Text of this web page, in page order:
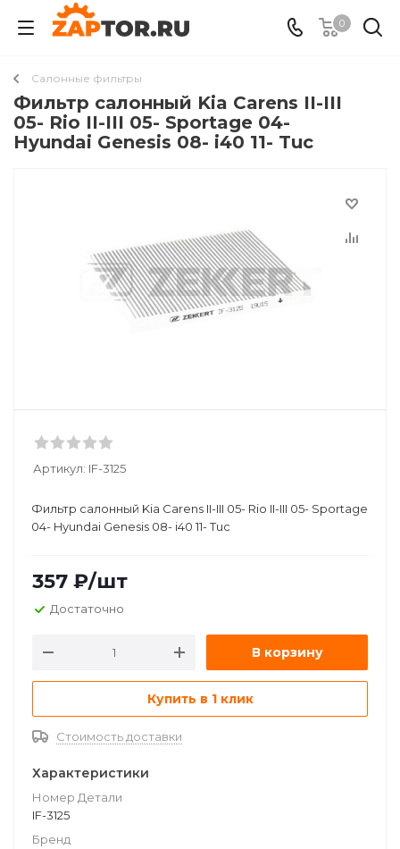
0
Салонные фильтры
Фильтр салонный Kia Carens II-III
05- Rio II-III 05- Sportage 04-
Hyundai Genesis 08- i40 11- Tuc
Артикул: IF-3125
Фильтр салонный Kia Carens II-III 05- Rio II-III 05- Sportage
04- Hyundai Genesis 08- i40 11- Tuc
357 ₽/шт
Достаточно
В корзину
Купить в 1 клик
Стоимость доставки
Характеристики
Номер Детали
IF-3125
Бренд